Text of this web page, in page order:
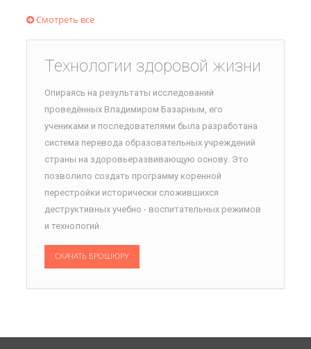
Смотреть все
Технологии здоровой жизни
Опираясь на результаты исследований
проведённых Владимиром Базарным, его
учениками и последователями была разработана
система перевода образовательных учреждений
страны на здоровьеразвивающую основу. Это
позволило создать программу коренной
перестройки исторически сложившихся
деструктивных учебно - воспитательных режимов
и технологий.
СКАЧАТЬ БРОШЮРУ